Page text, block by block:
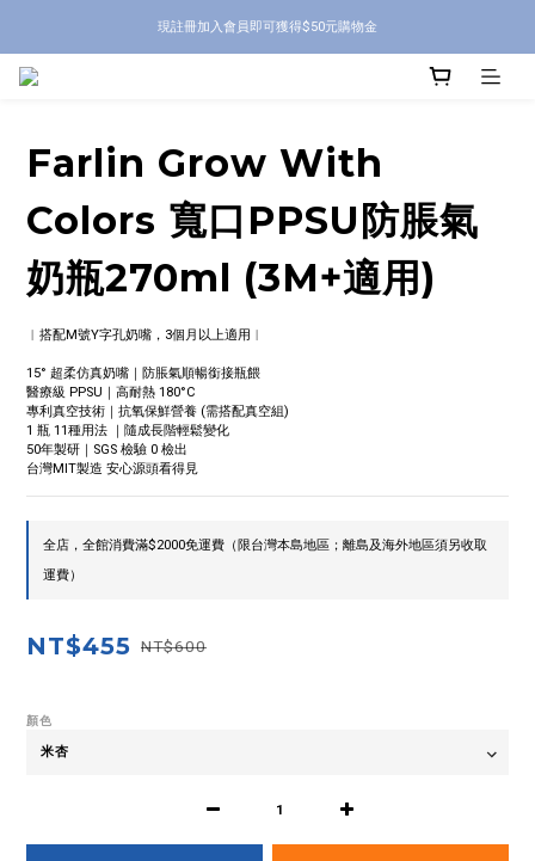
現註冊加入會員即可獲得$50元購物金
Farlin Grow With
Colors 寬口PPSU防脹氣
奶瓶270ml (3M+適用)
︱搭配M號Y字孔奶嘴，3個月以上適用︱
15° 超柔仿真奶嘴｜防脹氣順暢銜接瓶餵
醫療級 PPSU｜高耐熱 180°C
專利真空技術｜抗氧保鮮營養 (需搭配真空組)
1 瓶 11種用法 ｜隨成長階輕鬆變化
50年製研｜SGS 檢驗 0 檢出
台灣MIT製造 安心源頭看得見
全店，全館消費滿$2000免運費（限台灣本島地區；離島及海外地區須另收取
運費）
NT$455 NT$600
顏色